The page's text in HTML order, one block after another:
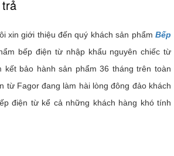
xin giới thiệu đến quý khách sản phẩm Bếp
bếp điện từ nhập khẩu nguyên chiếc từ
kết bảo hành sản phẩm 36 tháng trên toàn
từ Fagor đang làm hài lòng đông đảo khách
điện từ kể cả những khách hàng khó tính